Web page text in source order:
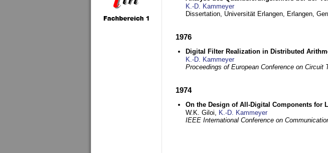
K.-D. Kammeyer
Dissertation, Universität Erlangen, Erlangen,
1976
Digital Filter Realization in Distributed
K.-D. Kammeyer
Proceedings of European Conference on Circuit
1974
On the Design of All-Digital Components for
W.K. Giloi, K.-D. Kammeyer
IEEE International Conference on